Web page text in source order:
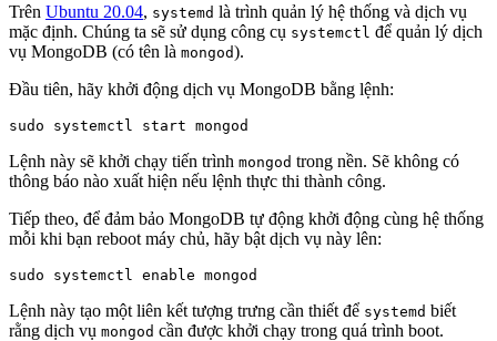
Trên Ubuntu 20.04, systemd là trình quản lý hệ thống và dịch vụ
mặc định. Chúng ta sẽ sử dụng công cụ systemctl để quản lý dịch
vụ MongoDB (có tên là mongod).
Đầu tiên, hãy khởi động dịch vụ MongoDB bằng lệnh:
Lệnh này sẽ khởi chạy tiến trình mongod trong nền. Sẽ không có
thông báo nào xuất hiện nếu lệnh thực thi thành công.
Tiếp theo, để đảm bảo MongoDB tự động khởi động cùng hệ thống
mỗi khi bạn reboot máy chủ, hãy bật dịch vụ này lên:
Lệnh này tạo một liên kết tượng trưng cần thiết để systemd biết
rằng dịch vụ mongod cần được khởi chạy trong quá trình boot.